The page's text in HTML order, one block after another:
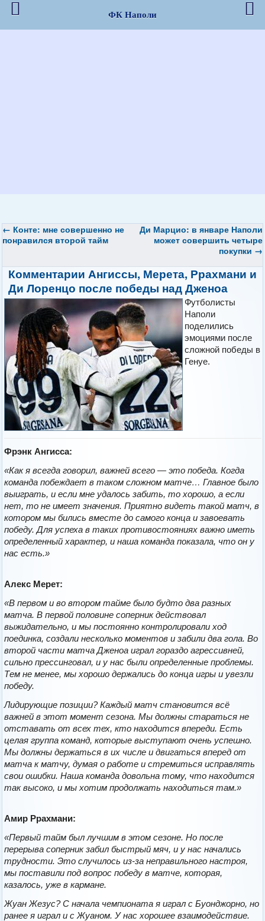
← Конте: мне совершенно не
понравился второй тайм
Ди Марцио: в январе Наполи
может совершить четыре
покупки →
Комментарии Ангиссы, Мерета, Ррахмани и
Ди Лоренцо после победы над Дженоа
Футболисты
Наполи
поделились
эмоциями после
сложной победы в
Генуе.
Фрэнк Ангисса:
«Как я всегда говорил, важней всего — это победа. Когда
команда побеждает в таком сложном матче… Главное было
выиграть, и если мне удалось забить, то хорошо, а если
нет, то не имеет значения. Приятно видеть такой матч, в
котором мы бились вместе до самого конца и завоевать
победу. Для успеха в таких противостояниях важно иметь
определенный характер, и наша команда показала, что он у
нас есть.»
Алекс Мерет:
«В первом и во втором тайме было будто два разных
матча. В первой половине соперник действовал
выжидательно, и мы постоянно контролировали ход
поединка, создали несколько моментов и забили два гола. Во
второй части матча Дженоа играл гораздо агрессивней,
сильно прессинговал, и у нас были определенные проблемы.
Тем не менее, мы хорошо держались до конца игры и увезли
победу.
Лидирующие позиции? Каждый матч становится всё
важней в этот момент сезона. Мы должны стараться не
отставать от всех тех, кто находится впереди. Есть
целая группа команд, которые выступают очень успешно.
Мы должны держаться в их числе и двигаться вперед от
матча к матчу, думая о работе и стремиться исправлять
свои ошибки. Наша команда довольна тому, что находится
так высоко, и мы хотим продолжать находиться там.»
Амир Ррахмани:
«Первый тайм был лучшим в этом сезоне. Но после
перерыва соперник забил быстрый мяч, и у нас начались
трудности. Это случилось из-за неправильного настроя,
мы поставили под вопрос победу в матче, которая,
казалось, уже в кармане.
Жуан Жезус? С начала чемпионата я играл с Буонджорно, но
ранее я играл и с Жуаном. У нас хорошее взаимодействие.
ФК Наполи